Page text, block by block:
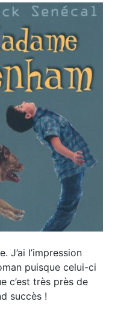
J’ai l’impression
puisque celui-ci
c’est très près de
succès !